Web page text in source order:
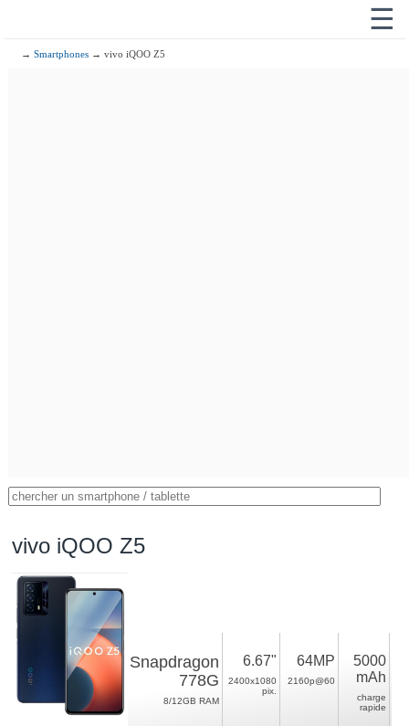
☰
→Smartphones → vivo iQOO Z5
vivo iQOO Z5
Snapdragon
778G
8/12GB RAM
6.67"
2400x1080
pix.
64MP
2160p@60
5000
mAh
charge
rapide